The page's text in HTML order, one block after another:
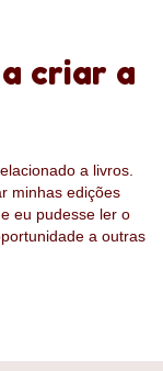
criar a
a livros.
minhas edições
eu pudesse ler o
a outras